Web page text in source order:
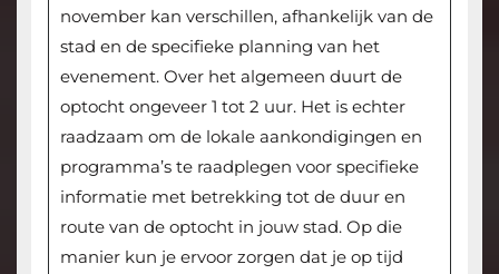
november kan verschillen, afhankelijk van de
stad en de specifieke planning van het
evenement. Over het algemeen duurt de
optocht ongeveer 1 tot 2 uur. Het is echter
raadzaam om de lokale aankondigingen en
programma’s te raadplegen voor specifieke
informatie met betrekking tot de duur en
route van de optocht in jouw stad. Op die
manier kun je ervoor zorgen dat je op tijd